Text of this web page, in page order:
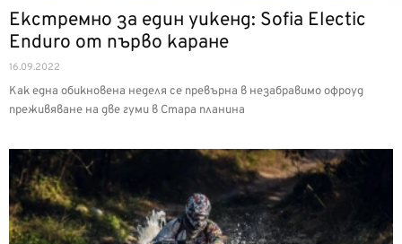
Екстремно за един уикенд: Sofia Electic
Enduro от първо каране
16.09.2022
Как една обикновена неделя се превърна в незабравимо офроуд
преживяване на две гуми в Стара планина